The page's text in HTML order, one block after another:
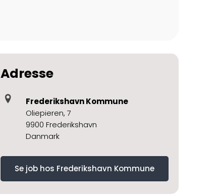
Adresse
Frederikshavn Kommune
Oliepieren, 7
9900 Frederikshavn
Danmark
Se job hos Frederikshavn Kommune